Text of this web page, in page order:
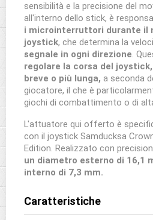
sensibilità e la precisione del
all'interno dello stick, è
i microinterruttori durante il
joystick, che determina la
segnale in ogni direzione.
regolare la corsa del
breve o più lunga, a seconda
giocatore, il che è
giochi di combattimento o di
L'attuatore qui offerto è
con il joystick Samducksa
Edition. Realizzato con
un diametro esterno di 16,1
interno di 7,3 mm.
Caratteristiche